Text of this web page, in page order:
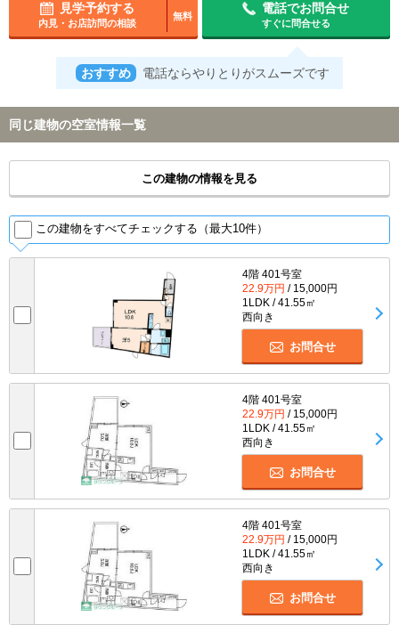
見学予約する
内見・お店訪問の相談
無料
電話でお問合せ
すぐに問合せる
おすすめ 電話ならやりとりがスムーズです
同じ建物の空室情報一覧
この建物の情報を見る
この建物をすべてチェックする（最大10件）
4階 401号室
22.9万円 / 15,000円
1LDK / 41.55㎡
西向き
お問合せ
4階 401号室
22.9万円 / 15,000円
1LDK / 41.55㎡
西向き
お問合せ
4階 401号室
22.9万円 / 15,000円
1LDK / 41.55㎡
西向き
お問合せ